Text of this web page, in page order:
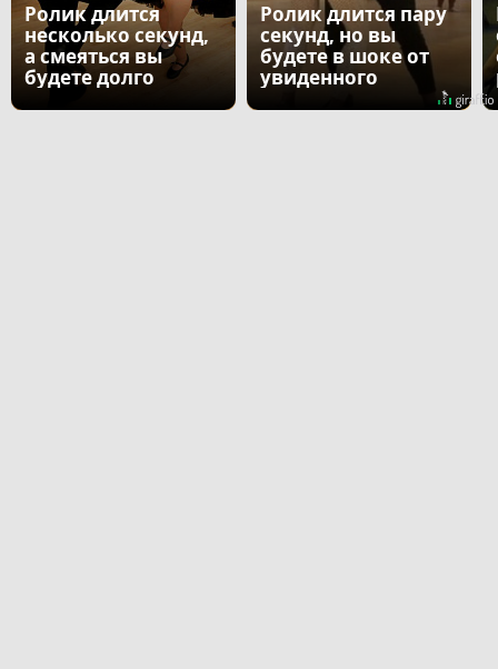
Ролик длится
несколько секунд,
а смеяться вы
будете долго
Ролик длится пару
секунд, но вы
будете в шоке от
увиденного